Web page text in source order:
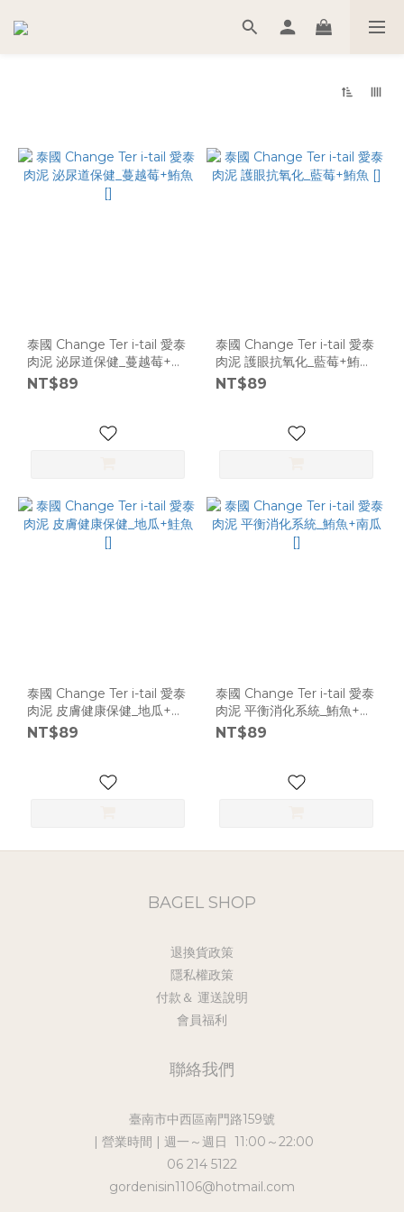
泰國 Change Ter i-tail 愛泰
肉泥 泌尿道保健_蔓越莓+鮪
魚 []
NT$89
泰國 Change Ter i-tail 愛泰
肉泥 護眼抗氧化_藍莓+鮪魚
[]
NT$89
泰國 Change Ter i-tail 愛泰
肉泥 皮膚健康保健_地瓜+鮭
魚 []
NT$89
泰國 Change Ter i-tail 愛泰
肉泥 平衡消化系統_鮪魚+南
瓜 []
NT$89
BAGEL SHOP
退換貨政策
隱私權政策
付款＆ 運送說明
會員福利
聯絡我們
臺南市中西區南門路159號
| 營業時間 | 週一～週日 11:00～22:00
06 214 5122
gordenisin1106@hotmail.com